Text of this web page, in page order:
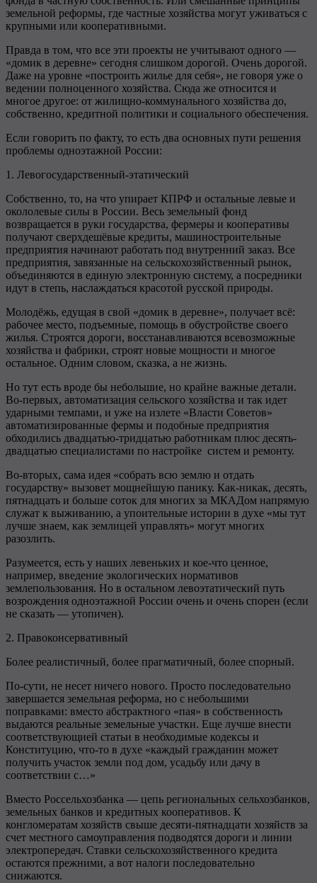
земельной реформы, где частные хозяйства могут уживаться с
крупными или кооперативными.
Правда в том, что все эти проекты не учитывают одного —
«домик в деревне» сегодня слишком дорогой. Очень дорогой.
Даже на уровне «построить жилье для себя», не говоря уже о
ведении полноценного хозяйства. Сюда же относится и
многое другое: от жилищно-коммунального хозяйства до,
собственно, кредитной политики и социального обеспечения.
Если говорить по факту, то есть два основных пути решения
проблемы одноэтажной России:
1. Левогосударственный-этатический
Собственно, то, на что упирает КПРФ и остальные левые и
окололевые силы в России. Весь земельный фонд
возвращается в руки государства, фермеры и кооперативы
получают сверхдешёвые кредиты, машиностроительные
предприятия начинают работать под внутренний заказ. Все
предприятия, завязанные на сельскохозяйственный рынок,
объединяются в единую электронную систему, а посредники
идут в степь, наслаждаться красотой русской природы.
Молодёжь, едущая в свой «домик в деревне», получает всё:
рабочее место, подъемные, помощь в обустройстве своего
жилья. Строятся дороги, восстанавливаются всевозможные
хозяйства и фабрики, строят новые мощности и многое
остальное. Одним словом, сказка, а не жизнь.
Но тут есть вроде бы небольшие, но крайне важные детали.
Во-первых, автоматизация сельского хозяйства и так идет
ударными темпами, и уже на излете «Власти Советов»
автоматизированные фермы и подобные предприятия
обходились двадцатью-тридцатью работникам плюс десять-
двадцатью специалистами по настройке систем и ремонту.
Во-вторых, сама идея «собрать всю землю и отдать
государству» вызовет мощнейшую панику. Как-никак, десять,
пятнадцать и больше соток для многих за МКАДом напрямую
служат к выживанию, а упоительные истории в духе «мы тут
лучше знаем, как землицей управлять» могут многих
разозлить.
Разумеется, есть у наших левеньких и кое-что ценное,
например, введение экологических нормативов
землепользования. Но в остальном левоэтатический путь
возрождения одноэтажной России очень и очень спорен (если
не сказать — утопичен).
2. Правоконсервативный
Более реалистичный, более прагматичный, более спорный.
По-сути, не несет ничего нового. Просто последовательно
завершается земельная реформа, но с небольшими
поправками: вместо абстрактного «пая» в собственность
выдаются реальные земельные участки. Еще лучше внести
соответствующией статьи в необходимые кодексы и
Конституцию, что-то в духе «каждый гражданин может
получить участок земли под дом, усадьбу или дачу в
соответствии с…»
Вместо Россельхозбанка — цепь региональных сельхозбанков,
земельных банков и кредитных кооперативов. К
конгломератам хозяйств свыше десяти-пятнадцати хозяйств за
счет местного самоуправления подводятся дороги и линии
электропередач. Ставки сельскохозяйственного кредита
остаются прежними, а вот налоги последовательно
снижаются.